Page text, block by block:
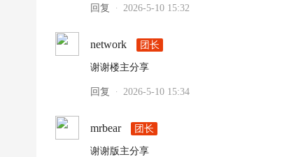
回复 · 2026-5-10 15:32
network 团长
谢谢楼主分享
回复 · 2026-5-10 15:34
mrbear 团长
谢谢版主分享